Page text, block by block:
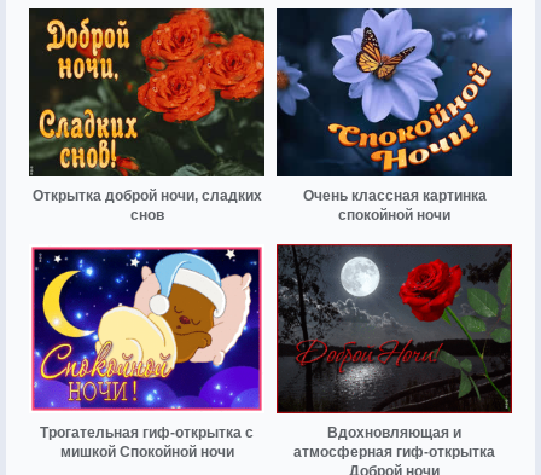
Открытка доброй ночи, сладких
снов
Очень классная картинка
спокойной ночи
Трогательная гиф-открытка с
мишкой Спокойной ночи
Вдохновляющая и
атмосферная гиф-открытка
Доброй ночи